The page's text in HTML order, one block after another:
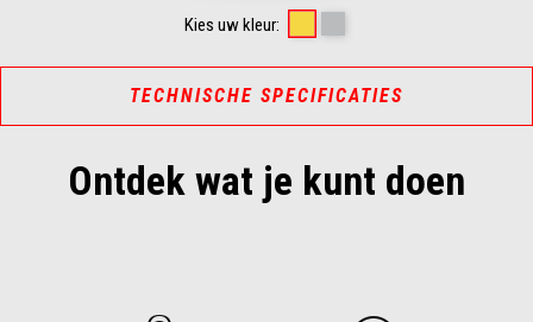
Kies uw kleur:
TECHNISCHE SPECIFICATIES
Ontdek wat je kunt doen